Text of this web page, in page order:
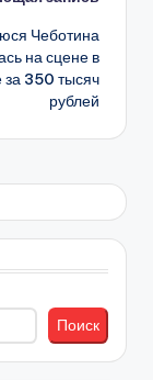
Чеботина
на сцене в
за 350 тысяч
рублей
Поиск